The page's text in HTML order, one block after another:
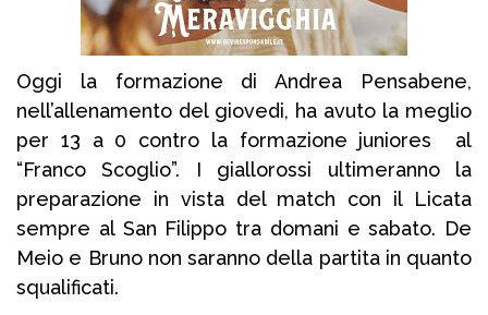
Oggi la formazione di Andrea Pensabene,
nell’allenamento del giovedi, ha avuto la meglio
per 13 a 0 contro la formazione juniores al
“Franco Scoglio”. I giallorossi ultimeranno la
preparazione in vista del match con il Licata
sempre al San Filippo tra domani e sabato. De
Meio e Bruno non saranno della partita in quanto
squalificati.